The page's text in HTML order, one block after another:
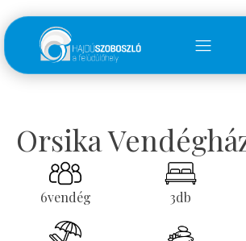
Orsika
6vendég 3db